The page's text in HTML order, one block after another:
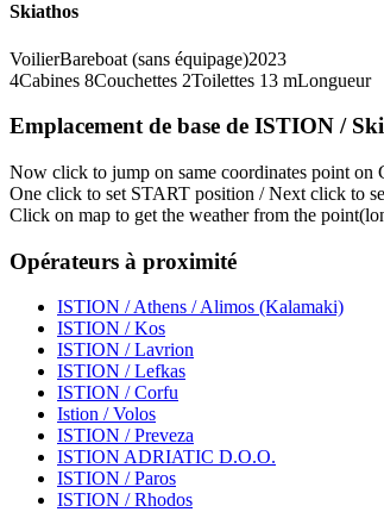
Skiathos
VoilierBareboat (sans équipage)2023
4Cabines 8Couchettes 2Toilettes 13 mLongueur
Emplacement de base de ISTION /
Now click to jump on same coordinates point on
One click to set START position / Next click to
Click on map to get the weather from the
Opérateurs à proximité
ISTION / Athens / Alimos (Kalamaki)
ISTION / Kos
ISTION / Lavrion
ISTION / Lefkas
ISTION / Corfu
Istion / Volos
ISTION / Preveza
ISTION ADRIATIC D.O.O.
ISTION / Paros
ISTION / Rhodos